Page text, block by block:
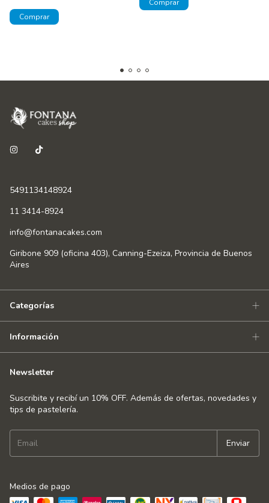
5491134148924
11 3414-8924
info@fontanacakes.com
Giribone 909 (oficina 403), Canning-Ezeiza, Provincia de Buenos
Aires
Categorías
Información
Newsletter
Suscribite y recibí un 10% OFF. Además de ofertas, novedades y
tips de pastelería.
Medios de pago